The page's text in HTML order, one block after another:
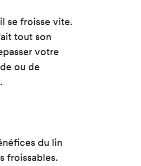
se froisse vite.
tout son
votre
ou de
du lin
froissables.